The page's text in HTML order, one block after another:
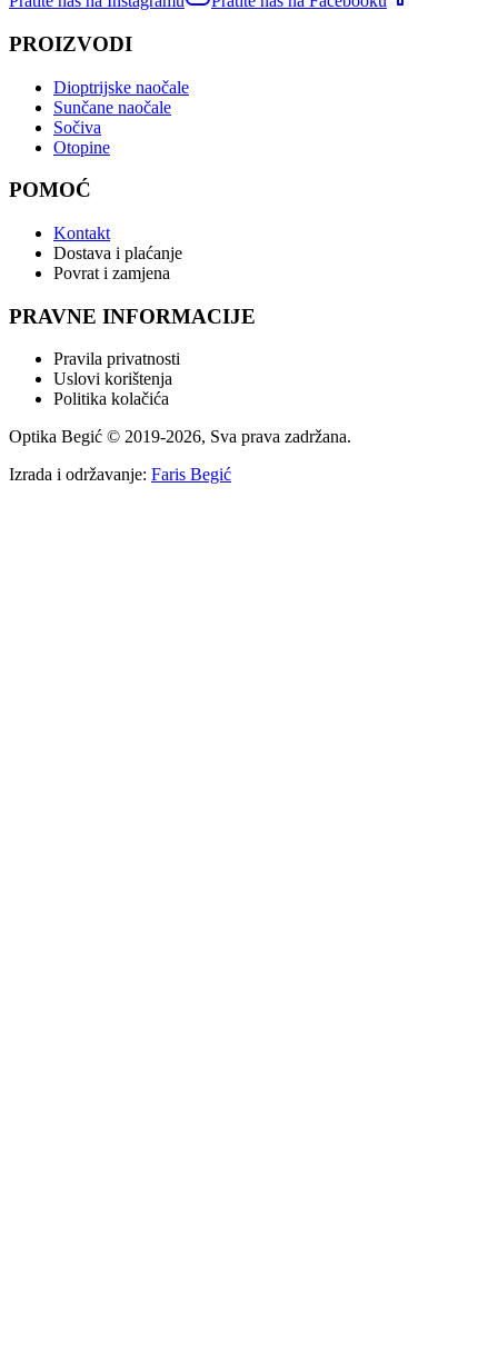
PROIZVODI
Dioptrijske naočale
Sunčane naočale
Sočiva
Otopine
POMOĆ
Kontakt
Dostava i plaćanje
Povrat i zamjena
PRAVNE INFORMACIJE
Pravila privatnosti
Uslovi korištenja
Politika kolačića
Optika Begić © 2019-2026, Sva prava zadržana.
Izrada i održavanje: Faris Begić